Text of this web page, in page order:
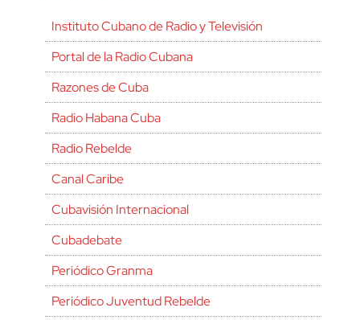
Instituto Cubano de Radio y Televisión
Portal de la Radio Cubana
Razones de Cuba
Radio Habana Cuba
Radio Rebelde
Canal Caribe
Cubavisión Internacional
Cubadebate
Periódico Granma
Periódico Juventud Rebelde